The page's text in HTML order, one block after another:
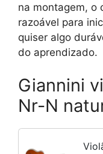
na montagem, o
razoável para
quiser algo
do aprendizado.
Giannini
Nr-N